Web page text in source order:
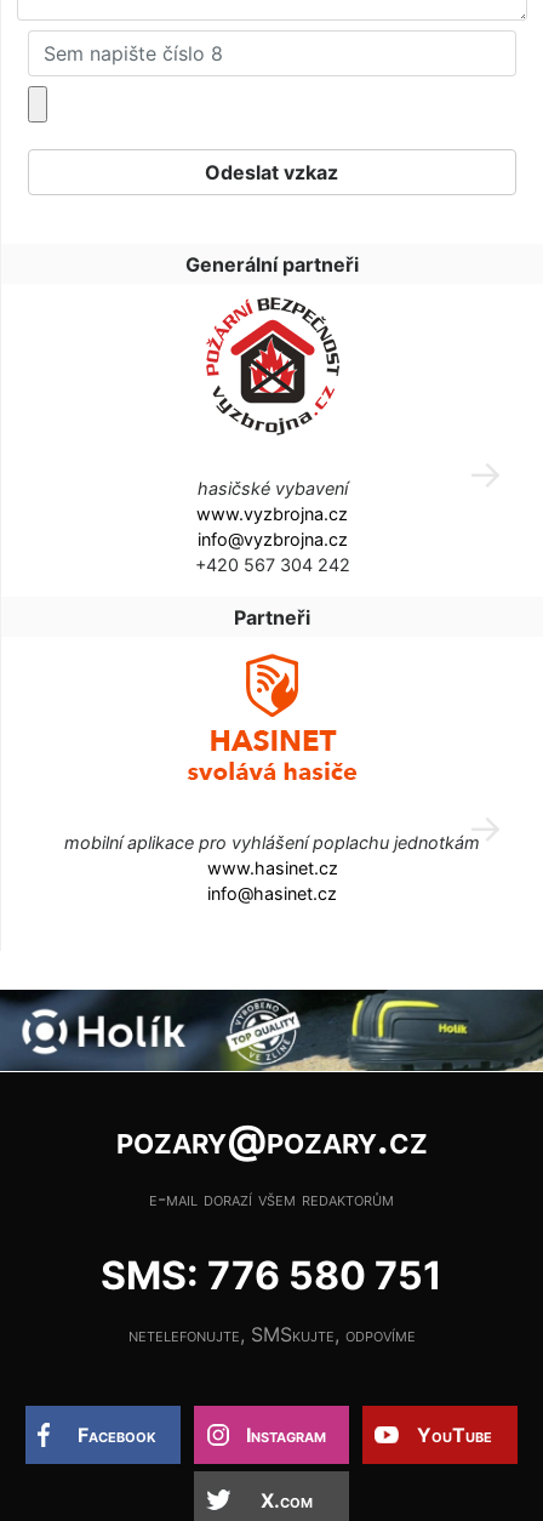
Generální partneři
hasičské vybavení
www.vyzbrojna.cz
info@vyzbrojna.cz
+420 567 304 242
Partneři
mobilní aplikace pro vyhlášení poplachu jednotkám
www.hasinet.cz
info@hasinet.cz
pozary@pozary.cz
e-mail dorazí všem redaktorům
SMS: 776 580 751
netelefonujte, SMSkujte, odpovíme
Facebook Instagram YouTube
X.com